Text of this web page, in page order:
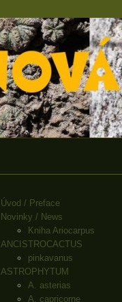
Úvod / Preface
Novinky / News
Kniha Ariocarpus
ANCISTROCACTUS
pinkavanus
ASTROPHYTUM
A. asterias
A. capricorne